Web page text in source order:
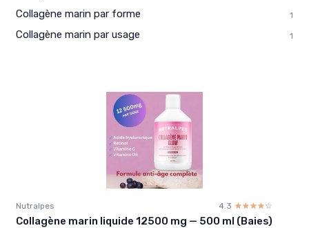
Collagène marin par forme 1
Collagène marin par usage 1
Nutralpes 4.3 ☆☆☆☆☆
★★★★★
Collagène marin liquide 12500 mg — 500 ml (Baies)